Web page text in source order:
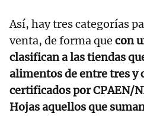
Así, hay tres categorías
venta, de forma que con
clasifican a las tiendas
alimentos de entre tres y
certificados por CPAEN/
Hojas aquellos que